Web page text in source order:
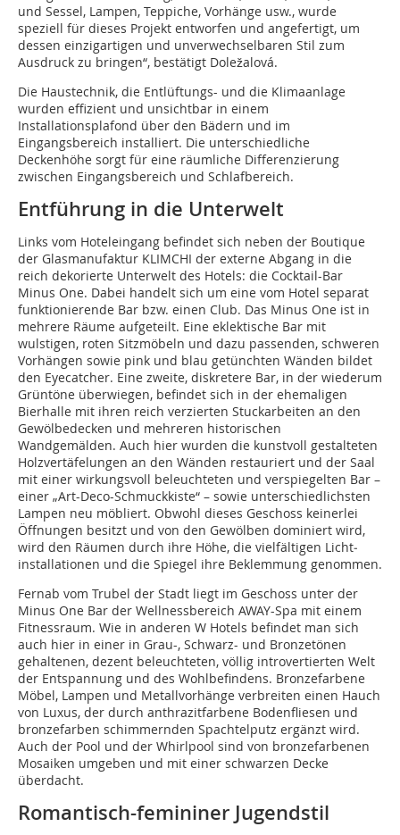
und Sessel, Lampen, Teppiche, Vorhänge usw., wurde
speziell für dieses Projekt entworfen und angefertigt, um
dessen einzigartigen und unverwechselbaren Stil zum
Ausdruck zu bringen“, bestätigt Doležalová.
Die Haustechnik, die Entlüftungs- und die Klimaanlage
wurden effizient und unsichtbar in einem
Installationsplafond über den Bädern und im
Eingangsbereich installiert. Die unterschiedliche
Deckenhöhe sorgt für eine räumliche Differenzierung
zwischen Eingangsbereich und Schlafbereich.
Entführung in die Unterwelt
Links vom Hoteleingang befindet sich neben der Boutique
der Glasmanufaktur KLIMCHI der externe Abgang in die
reich dekorierte Unterwelt des Hotels: die Cocktail-Bar
Minus One. Dabei handelt sich um eine vom Hotel separat
funktionierende Bar bzw. einen Club. Das Minus One ist in
mehrere Räume aufgeteilt. Eine eklektische Bar mit
wulstigen, roten Sitzmöbeln und dazu passenden, schweren
Vorhängen sowie pink und blau getünchten Wänden bildet
den Eyecatcher. Eine zweite, diskretere Bar, in der wiederum
Grüntöne überwiegen, befindet sich in der ehemaligen
Bierhalle mit ihren reich verzierten Stuckarbeiten an den
Gewölbedecken und mehreren historischen
Wandgemälden. Auch hier wurden die kunstvoll gestalteten
Holzvertäfelungen an den Wänden restauriert und der Saal
mit einer wirkungsvoll beleuchteten und verspiegelten Bar –
einer „Art-Deco-Schmuckkiste“ – sowie unterschiedlichsten
Lampen neu möbliert. Obwohl dieses Geschoss keinerlei
Öffnungen besitzt und von den Gewölben dominiert wird,
wird den Räumen durch ihre Höhe, die vielfältigen Licht­
installationen und die Spiegel ihre Beklemmung genommen.
Fernab vom Trubel der Stadt liegt im Geschoss unter der
Minus One Bar der Wellnessbereich AWAY-Spa mit einem
Fitnessraum. Wie in anderen W Hotels befindet man sich
auch hier in einer in Grau-, Schwarz- und Bronzetönen
gehaltenen, dezent beleuchteten, völlig introvertierten Welt
der Entspannung und des Wohlbefindens. Bronzefarbene
Möbel, Lampen und Metallvorhänge verbreiten einen Hauch
von Luxus, der durch anthrazitfarbene Bodenfliesen und
bronzefarben schimmernden Spachtelputz ergänzt wird.
Auch der Pool und der Whirlpool sind von bronzefarbenen
Mosaiken umgeben und mit einer schwarzen Decke
überdacht.
Romantisch-femininer Jugendstil